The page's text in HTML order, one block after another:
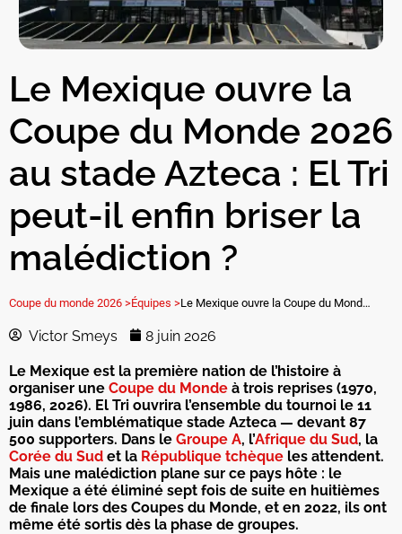
Le Mexique ouvre la
Coupe du Monde 2026
au stade Azteca : El Tri
peut-il enfin briser la
malédiction ?
Coupe du monde 2026 >Équipes > Le Mexique ouvre la Coupe du Monde 2026 au stade Azteca : El Tri peut-il enfin briser la malédiction ?
Victor Smeys 8 juin 2026
Le Mexique est la première nation de l’histoire à
organiser une Coupe du Monde à trois reprises (1970,
1986, 2026). El Tri ouvrira l’ensemble du tournoi le 11
juin dans l’emblématique stade Azteca — devant 87
500 supporters. Dans le Groupe A, l’Afrique du Sud, la
Corée du Sud et la République tchèque les attendent.
Mais une malédiction plane sur ce pays hôte : le
Mexique a été éliminé sept fois de suite en huitièmes
de finale lors des Coupes du Monde, et en 2022, ils ont
même été sortis dès la phase de groupes.